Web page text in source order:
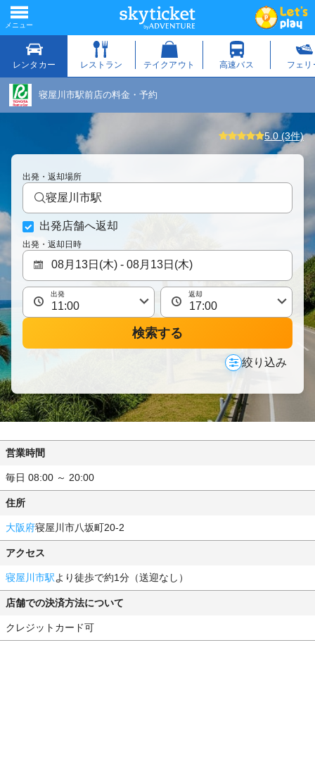
寝屋川市駅前店の料金・予約
5.0 (3件)
出発・返却場所
寝屋川市駅
出発店舗へ返却
出発・返却日時
出発 返却
検索する
絞り込み
営業時間
毎日 08:00 ～ 20:00
住所
大阪府寝屋川市八坂町20-2
アクセス
寝屋川市駅より徒歩で約1分（送迎なし）
店舗での決済方法について
クレジットカード可